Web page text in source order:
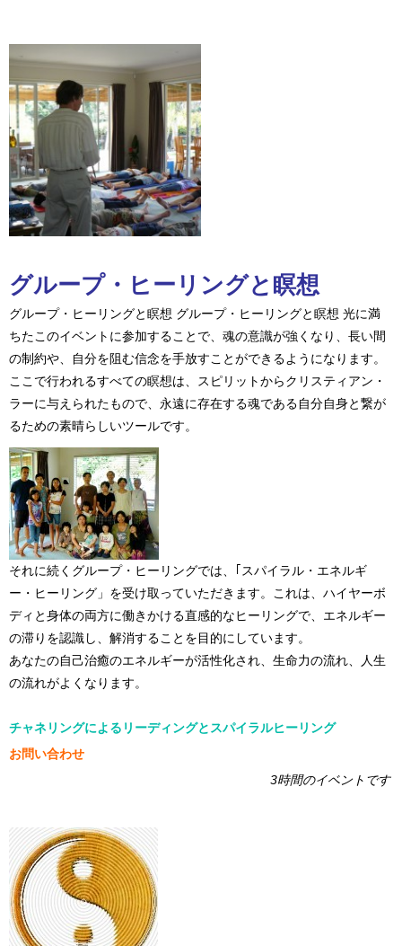
グループ・ヒーリングと瞑想
グループ・ヒーリングと瞑想 グループ・ヒーリングと瞑想 光に満
ちたこのイベントに参加することで、魂の意識が強くなり、長い間
の制約や、自分を阻む信念を手放すことができるようになります。
ここで行われるすべての瞑想は、スピリットからクリスティアン・
ラーに与えられたもので、永遠に存在する魂である自分自身と繋が
るための素晴らしいツールです。
それに続くグループ・ヒーリングでは、｢スパイラル・エネルギ
ー・ヒーリング」を受け取っていただきます。これは、ハイヤーボ
ディと身体の両方に働きかける直感的なヒーリングで、エネルギー
の滞りを認識し、解消することを目的にしています。
あなたの自己治癒のエネルギーが活性化され、生命力の流れ、人生
の流れがよくなります。
チャネリングによるリーディングとスパイラルヒーリング
お問い合わせ
3時間のイベントです